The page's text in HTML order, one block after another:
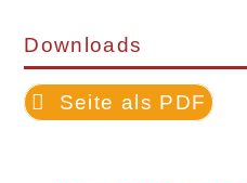
Downloads
Seite als PDF